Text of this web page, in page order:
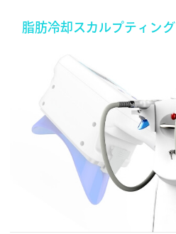
脂肪冷却スカルプティング